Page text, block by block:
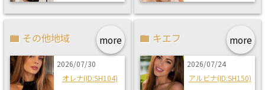
more
その他地域
2026/07/30
オレナ(ID:SH104)
more
キエフ
2026/07/24
アルビナ(ID:SH150)